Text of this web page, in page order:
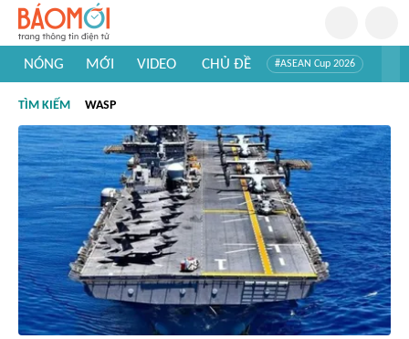
NÓNG MỚI VIDEO CHỦ ĐỀ #ASEAN Cup 2026
#Khám phá thế giới
TÌM KIẾM WASP